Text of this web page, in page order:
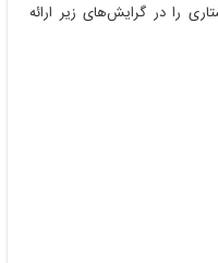
را در گرایش‌های زیر ارائه